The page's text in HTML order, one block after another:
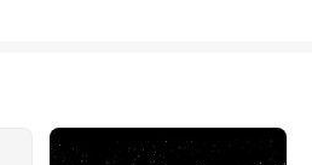
영 - 유영균, 서두리
독 - 남동훈 협력 -
터 [ 전시 ] 《환경을 위
타라엔터테인먼트 | 협